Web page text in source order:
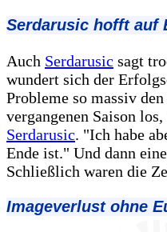
Serdarusic hofft auf
Auch Serdarusic sagt
wundert sich der
Probleme so massiv
vergangenen Saison
Serdarusic. "Ich habe
Ende ist." Und dann
Schließlich waren die
Imageverlust ohne